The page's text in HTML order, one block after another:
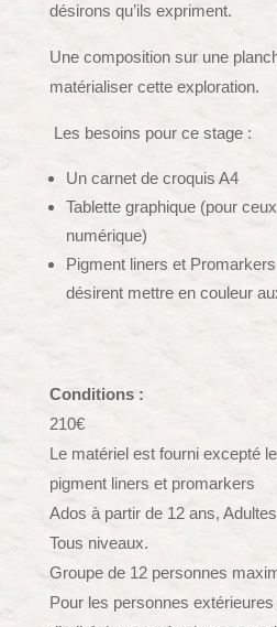
désirons qu’ils expriment.
Une composition sur une
matérialiser cette exploration.
Les besoins pour ce stage :
Un carnet de croquis A4
Tablette graphique (pour
numérique)
Pigment liners et
désirent mettre en couleur
Conditions :
210€
Le matériel est fourni excepté
pigment liners et promarkers
Ados à partir de 12 ans, Adultes
Tous niveaux.
Groupe de 12 personnes
Pour les personnes extérieures